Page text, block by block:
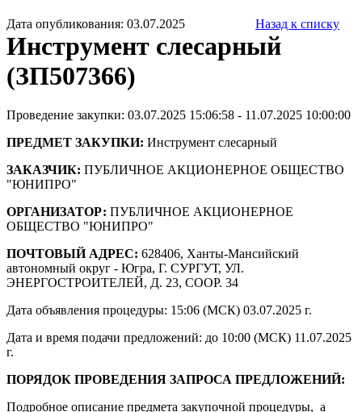
Дата опубликования: 03.07.2025 Назад к списку
Инструмент слесарный
(ЗП507366)
Проведение закупки: 03.07.2025 15:06:58 - 11.07.2025 10:00:00
ПРЕДМЕТ ЗАКУПКИ: Инструмент слесарный
ЗАКАЗЧИК: ПУБЛИЧНОЕ АКЦИОНЕРНОЕ ОБЩЕСТВО
"ЮНИПРО"
ОРГАНИЗАТОР: ПУБЛИЧНОЕ АКЦИОНЕРНОЕ
ОБЩЕСТВО "ЮНИПРО"
ПОЧТОВЫЙ АДРЕС: 628406, Ханты-Мансийский
автономный округ - Югра, Г. СУРГУТ, УЛ.
ЭНЕРГОСТРОИТЕЛЕЙ, Д. 23, СООР. 34
Дата объявления процедуры: 15:06 (МСК) 03.07.2025 г.
Дата и время подачи предложений: до 10:00 (МСК) 11.07.2025
г.
ПОРЯДОК ПРОВЕДЕНИЯ ЗАПРОСА ПРЕДЛОЖЕНИЙ:
Подробное описание предмета закупочной процедуры, а